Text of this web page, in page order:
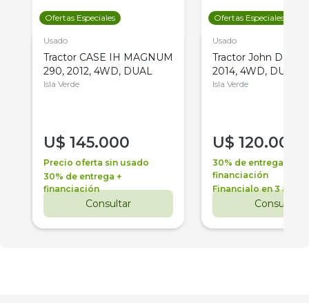
Ofertas Especiales
Usado
Tractor CASE IH MAGNUM
290, 2012, 4WD, DUAL
Isla Verde
U$ 145.000
Precio oferta sin usado
30% de entrega +
financiación
Consultar
Ofertas Especiales
Usado
Tractor John Deere
2014, 4WD, DUAL
Isla Verde
U$ 120.000
30% de entrega +
financiación
Financialo en 3 años
Consultar